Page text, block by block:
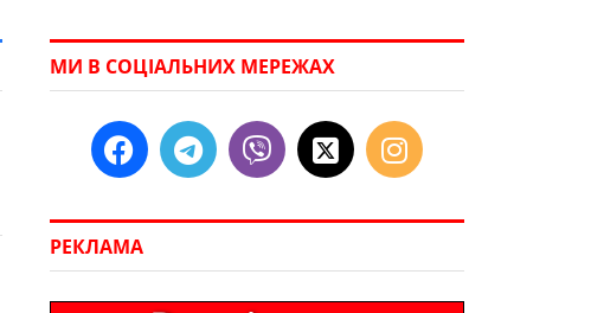
МИ В СОЦІАЛЬНИХ МЕРЕЖАХ
РЕКЛАМА